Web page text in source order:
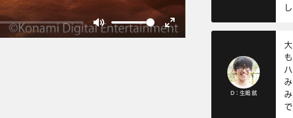
Mute
Enter
D：生嶋 就